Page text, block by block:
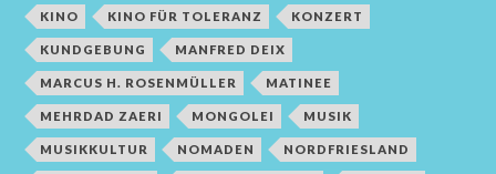
KINO KINO FÜR TOLERANZ KONZERT
KUNDGEBUNG MANFRED DEIX
MARCUS H. ROSENMÜLLER MATINEE
MEHRDAD ZAERI MONGOLEI MUSIK
MUSIKKULTUR NOMADEN NORDFRIESLAND